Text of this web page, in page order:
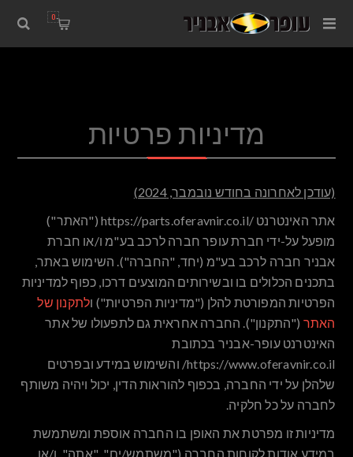
0
מדיניות פרטיות
(עודכן לאחרונה בחודש נובמבר, 2024)
אתר האינטרנט /https://parts.oferavnir.co.il ("האתר")
מופעל על-ידי חברת עופר חברה לרכב בע"מ ו/או חברת
אבניר חברה לרכב בע"מ (יחד, "החברה"). השימוש באתר,
בתכנים הכלולים בו ובשירותים המוצעים דרכו, כפוף למדיניות
הפרטיות המפורטת להלן ("מדיניות הפרטיות") ולתקנון של
האתר ("התקנון"). החברה אחראית גם לתפעולו של אתר
האינטרנט עופר-אבניר בכתובת
https://www.oferavnir.co.il/ והשימוש במידע ובפרטים
שלהלן על ידי החברה, בכפוף להוראות הדין, יכול ויהיה משותף
לחברה על כל חלקיה.
מדיניות זו מפרטת את האופן בו החברה אוספת ומשתמשת
במידע אודות לקוחות החברה ("משתמש/ים", "אתה", ו/או